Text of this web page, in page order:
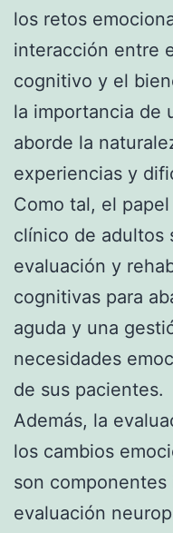
los retos
interacción entre
cognitivo y el
la importancia de
aborde la
experiencias y
Como tal, el
clínico de adultos
evaluación y
cognitivas para
aguda y una
necesidades
de sus pacientes.
Además, la
los cambios
son
evaluación